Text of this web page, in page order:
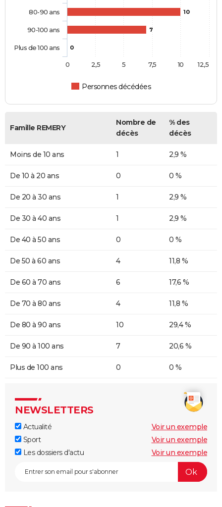
10
7
0
Personnes décédées
80-90 ans
90-100 ans
Plus de 100 ans
0 10
2,5 5 7,5 12,5
Famille REMERY
Nombre de
décès
% des
décès
Moins de 10 ans 1 2,9 %
De 10 à 20 ans 0 0 %
De 20 à 30 ans 1 2,9 %
De 30 à 40 ans 1 2,9 %
De 40 à 50 ans 0 0 %
De 50 à 60 ans 4 11,8 %
De 60 à 70 ans 6 17,6 %
De 70 à 80 ans 4 11,8 %
De 80 à 90 ans 10 29,4 %
De 90 à 100 ans 7 20,6 %
Plus de 100 ans 0 0 %
NEWSLETTERS
Actualité
Voir un exemple
Sport
Voir un exemple
Les dossiers d'actu
Voir un exemple